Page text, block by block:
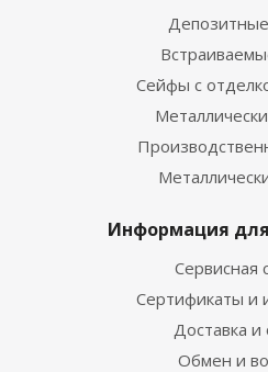
Сейфы с
Информация
Сервисная
Сертификаты и
Доставка и
Обмен и